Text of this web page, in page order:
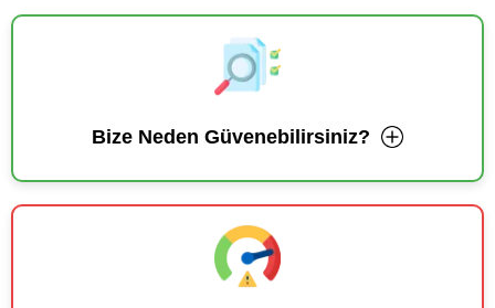
Bize Neden Güvenebilirsiniz?